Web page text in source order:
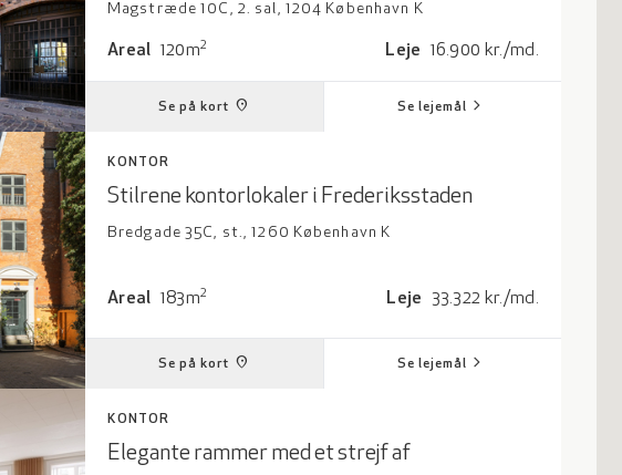
Magstræde 10C, 2. sal, 1204 København K
Areal: 120 kvadrat meter
Areal 120m2 Leje: 16900 kroner per måned
Leje 16.900 kr./md.
Se på kort place Se lejemål chevron_right
KONTOR
Stilrene kontorlokaler i Frederiksstaden
Bredgade 35C, st., 1260 København K
Areal: 183 kvadrat meter
Areal 183m2 Leje: 33322 kroner per måned
Leje 33.322 kr./md.
Se på kort place Se lejemål chevron_right
KONTOR
Elegante rammer med et strejf af